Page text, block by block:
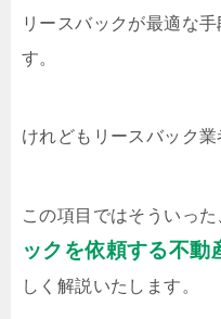
リースバックが最適な
す。
けれどもリースバック業
この項目ではそういった
ックを依頼する不動
しく解説いたします。